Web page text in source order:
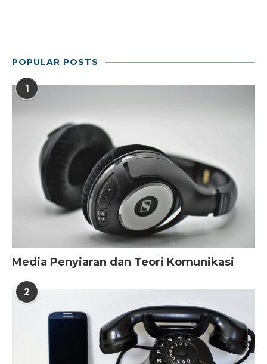
POPULAR POSTS
1
Media Penyiaran dan Teori Komunikasi
2